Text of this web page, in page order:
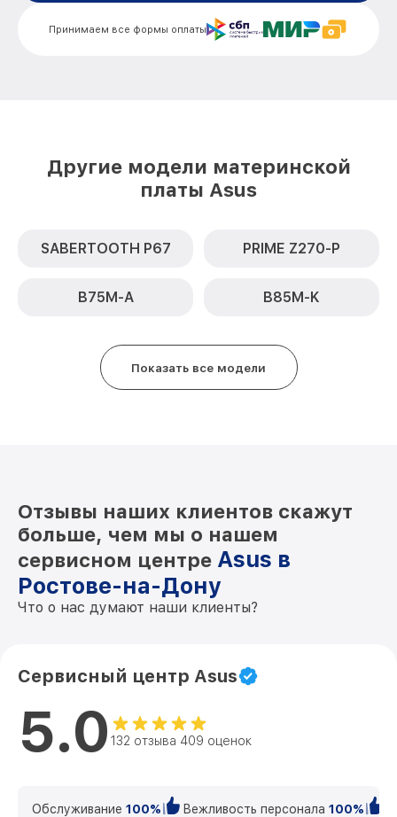
Принимаем все формы оплаты
Другие модели материнской
платы Asus
SABERTOOTH P67 PRIME Z270-P
B75M-A B85M-K
Показать все модели
Отзывы наших клиентов скажут
больше, чем мы о нашем
сервисном центре Asus в
Ростове-на-Дону
Что о нас думают наши клиенты?
Сервисный центр Asus
5.0 132 отзыва 409 оценок
Обслуживание 100% Вежливость персонала 100%